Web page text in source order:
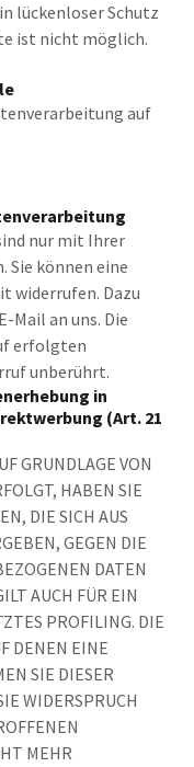
lückenloser Schutz
ist nicht möglich.
auf
nur mit Ihrer
Sie können eine
widerrufen. Dazu
an uns. Die
erfolgten
unberührt.
in
(Art. 21
GRUNDLAGE VON
HABEN SIE
DIE SICH AUS
GEGEN DIE
DATEN
AUCH FÜR EIN
PROFILING. DIE
DENEN EINE
SIE DIESER
WIDERSPRUCH
MEHR